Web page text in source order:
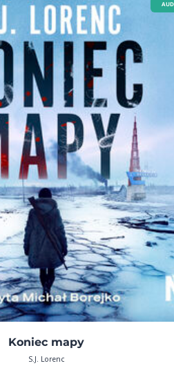
Koniec mapy
S.J. Lorenc